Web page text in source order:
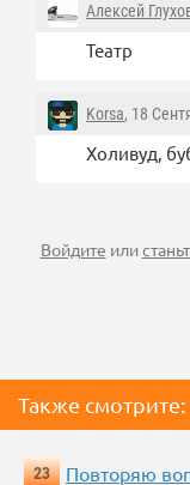
Алексей
Театр
Korsa, 18
Холивуд,
Войдите или
Также смотрите:
23 Повторяю